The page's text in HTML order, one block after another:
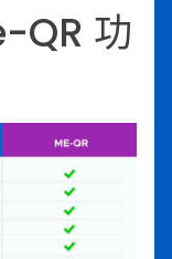
QR 功